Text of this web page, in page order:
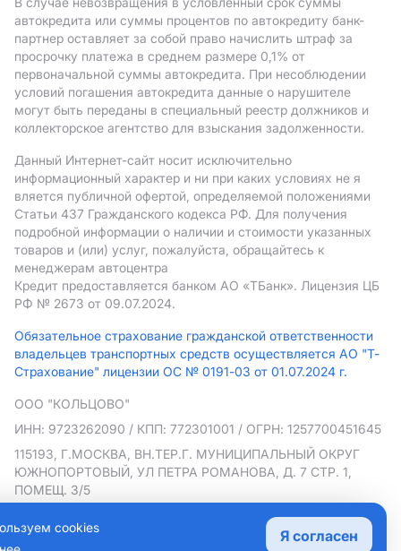
автокредита или суммы процентов по автокредиту банк-
партнер оставляет за собой право начислить штраф за
просрочку платежа в среднем размере 0,1% от
первоначальной суммы автокредита. При несоблюдении
условий погашения автокредита данные о нарушителе
могут быть переданы в специальный реестр должников и
коллекторское агентство для взыскания задолженности.
Данный Интернет-сайт носит исключительно
информационный характер и ни при каких условиях не я
вляется публичной офертой, определяемой положениями
Статьи 437 Гражданского кодекса РФ. Для получения
подробной информации о наличии и стоимости указанных
товаров и (или) услуг, пожалуйста, обращайтесь к
менеджерам автоцентра
Кредит предоставляется банком АO «ТБанк». Лицензия ЦБ
РФ № 2673 от 09.07.2024.
Обязательное страхование гражданской ответственности
владельцев транспортных средств осуществляется АО "Т-
Страхование" лицензии ОС № 0191-03 от 01.07.2024 г.
ООО "КОЛЬЦОВО"
ИНН: 9723262090 / КПП: 772301001 / ОГРН: 1257700451645
115193, Г.МОСКВА, ВН.ТЕР.Г. МУНИЦИПАЛЬНЫЙ ОКРУГ
ЮЖНОПОРТОВЫЙ, УЛ ПЕТРА РОМАНОВА, Д. 7 СТР. 1,
ПОМЕЩ. 3/5
Политика в отношении обработки персональных данных
Согласие на рекламную рассылку
cookies
Я согласен